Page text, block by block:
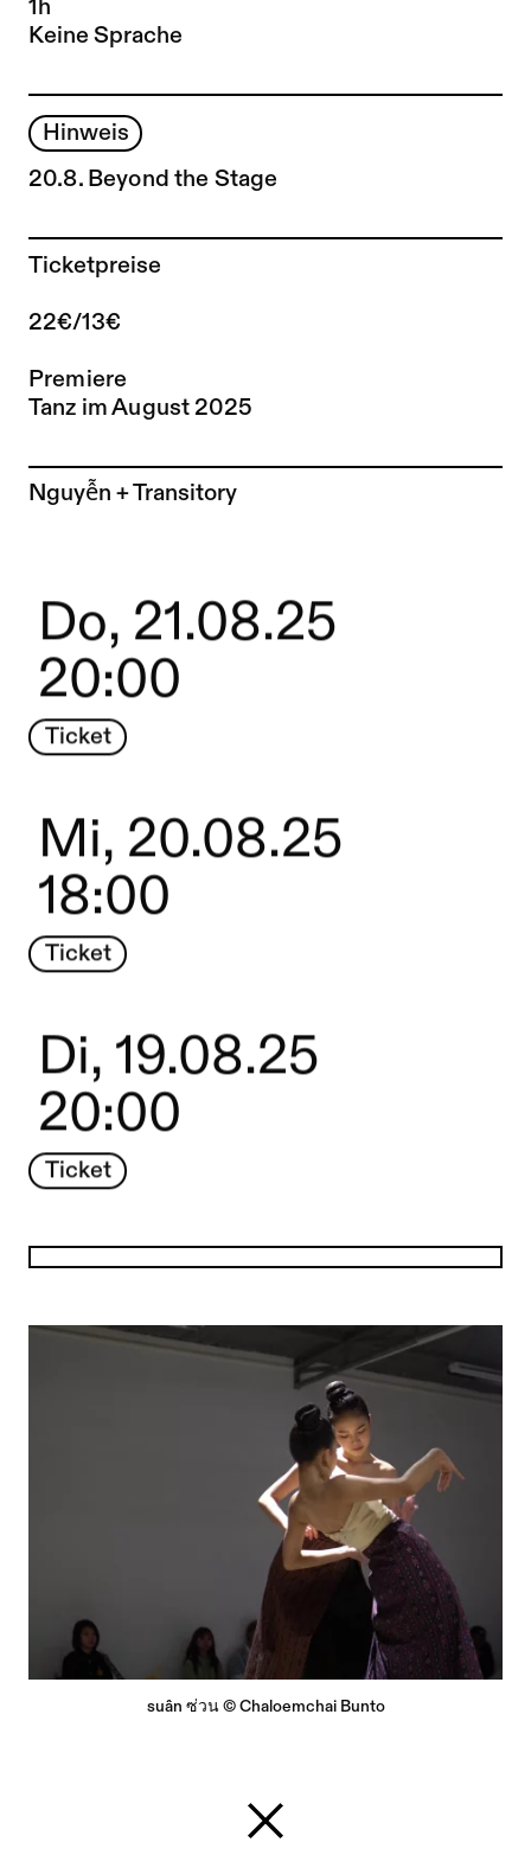
1h
Keine Sprache
Hinweis
20.8. Beyond the Stage
Ticketpreise
22€/13€
Premiere
Tanz im August 2025
Zur Künstler*in-Seite von
Nguyễn + Transitory
Do, 21.08.25
20:00
Ticket
Mi, 20.08.25
18:00
Ticket
Di, 19.08.25
20:00
Ticket
suân ซ่วน © Chaloemchai Bunto